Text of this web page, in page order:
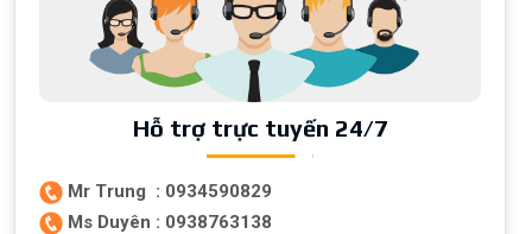
Hỗ trợ trực tuyến 24/7
Mr Trung : 0934590829
Ms Duyên : 0938763138